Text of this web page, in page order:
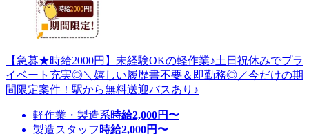
【急募★時給2000円】未経験OKの軽作業♪土日祝休みでプラ
イベート充実◎＼嬉しい履歴書不要＆即勤務◎／今だけの期
間限定案件！駅から無料送迎バスあり♪
軽作業・製造系時給2,000円〜
製造スタッフ 時給2,000円〜